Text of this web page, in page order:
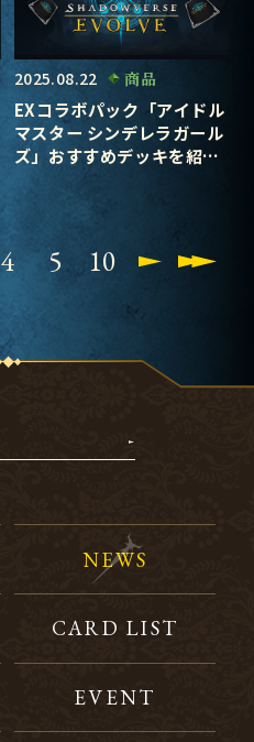
2025.08.22 商品
EXコラボパック「アイドル
マスター シンデレラガール
ズ」おすすめデッキを紹
4 5 10
NEWS
CARD LIST
EVENT